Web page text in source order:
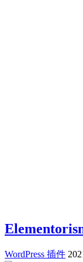
WordPress 插件